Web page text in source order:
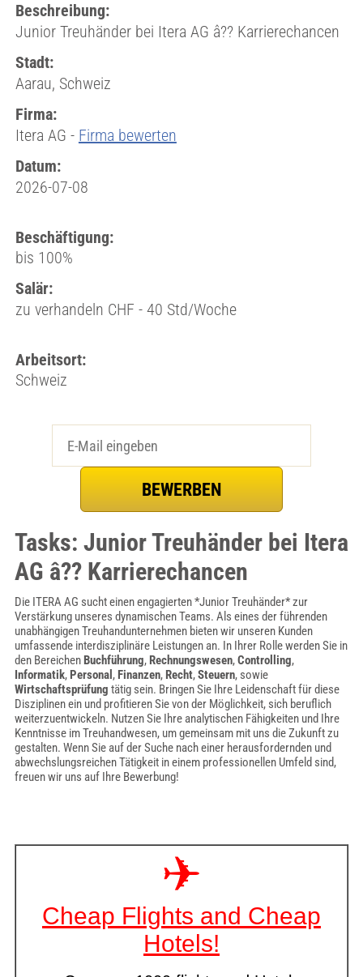
Beschreibung:
Junior Treuhänder bei Itera AG â?? Karrierechancen
Stadt:
Aarau, Schweiz
Firma:
Itera AG - Firma bewerten
Datum:
2026-07-08
Beschäftigung:
bis 100%
Salär:
zu verhandeln CHF - 40 Std/Woche
Arbeitsort:
Schweiz
Tasks: Junior Treuhänder bei Itera
AG â?? Karrierechancen
Die ITERA AG sucht einen engagierten *Junior Treuhänder* zur
Verstärkung unseres dynamischen Teams. Als eines der führenden
unabhängigen Treuhandunternehmen bieten wir unseren Kunden
umfassende interdisziplinäre Leistungen an. In Ihrer Rolle werden Sie in
den BereichenBuchführung, Rechnungswesen,Controlling,
Informatik,Personal ,Finanzen, Recht,Steuern, sowie
Wirtschaftsprüfung tätig sein. Bringen Sie Ihre Leidenschaft für diese
Disziplinen ein und profitieren Sie von der Möglichkeit, sich beruflich
weiterzuentwickeln. Nutzen Sie Ihre analytischen Fähigkeiten und Ihre
Kenntnisse im Treuhandwesen, um gemeinsam mit uns die Zukunft zu
gestalten. Wenn Sie auf der Suche nach einer herausfordernden und
abwechslungsreichen Tätigkeit in einem professionellen Umfeld sind,
freuen wir uns auf Ihre Bewerbung!